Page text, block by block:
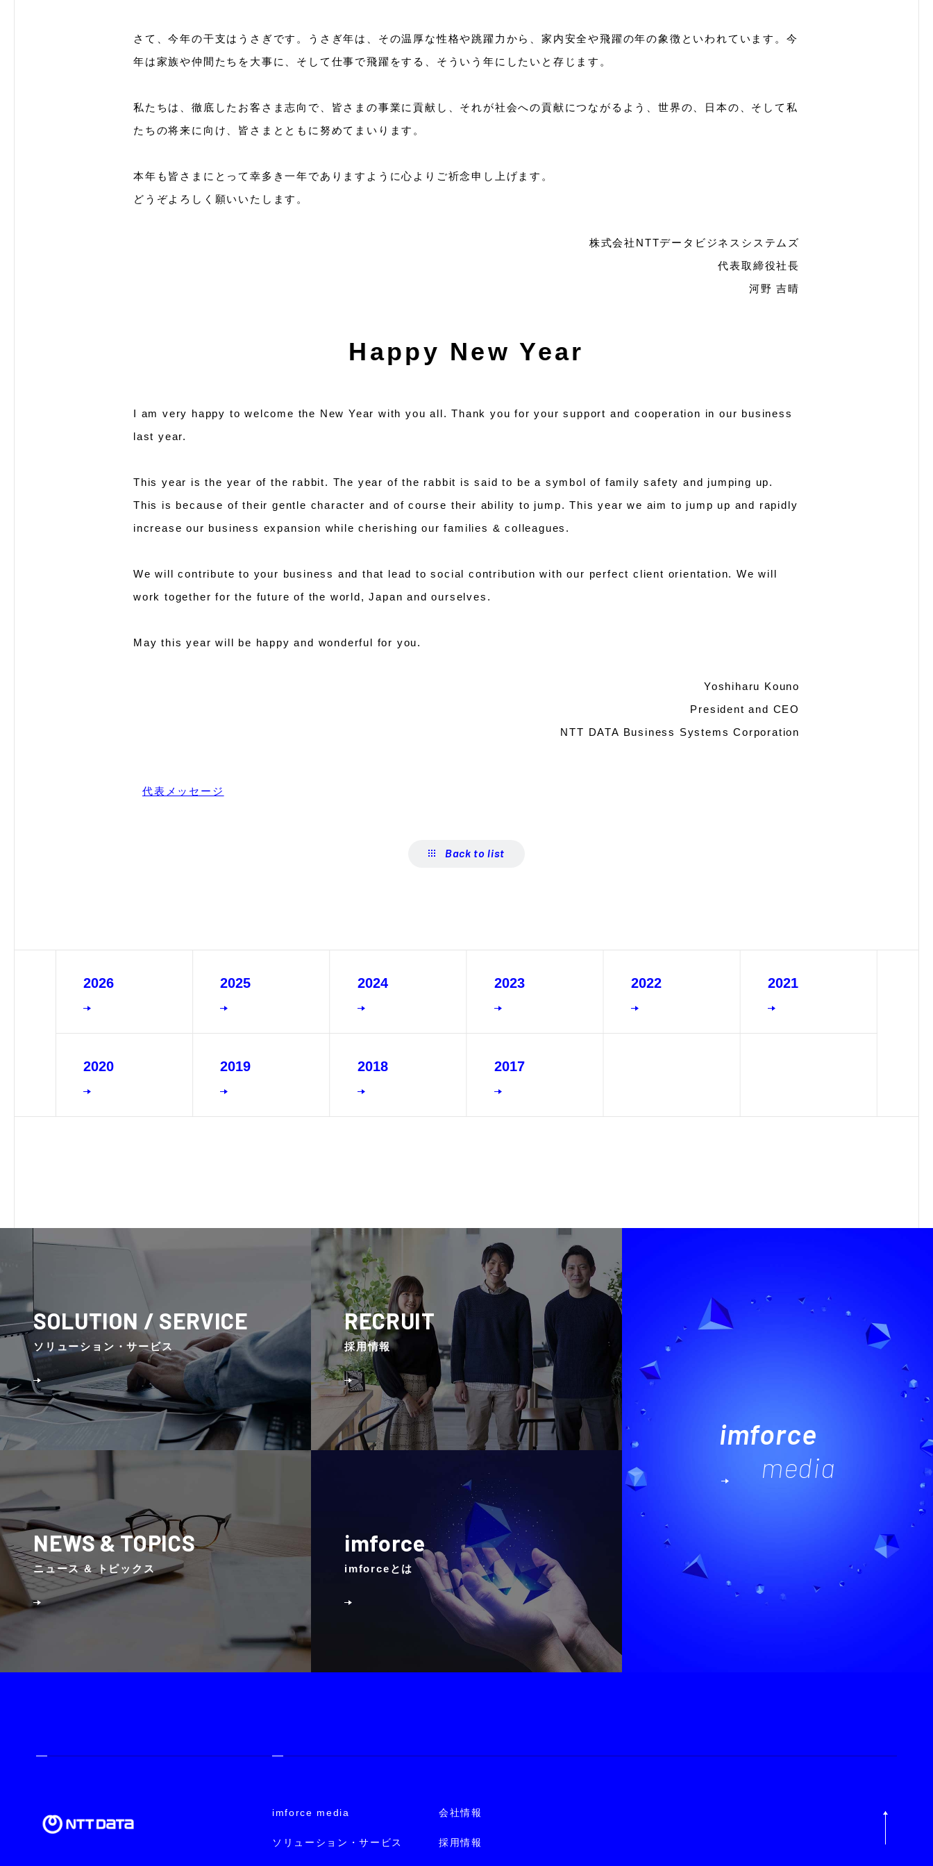
さて、今年の干支はうさぎです。うさぎ年は、その温厚な性格や跳躍力から、家内安全や飛躍の年の象徴といわれています。今
年は家族や仲間たちを大事に、そして仕事で飛躍をする、そういう年にしたいと存じます。
私たちは、徹底したお客さま志向で、皆さまの事業に貢献し、それが社会への貢献につながるよう、世界の、日本の、そして私
たちの将来に向け、皆さまとともに努めてまいります。
本年も皆さまにとって幸多き一年でありますように心よりご祈念申し上げます。
どうぞよろしく願いいたします。
株式会社NTTデータビジネスシステムズ
代表取締役社長
河野 吉晴
Happy New Year
I am very happy to welcome the New Year with you all. Thank you for your support and cooperation in our business
last year.
This year is the year of the rabbit. The year of the rabbit is said to be a symbol of family safety and jumping up.
This is because of their gentle character and of course their ability to jump. This year we aim to jump up and rapidly
increase our business expansion while cherishing our families & colleagues.
We will contribute to your business and that lead to social contribution with our perfect client orientation. We will
work together for the future of the world, Japan and ourselves.
May this year will be happy and wonderful for you.
Yoshiharu Kouno
President and CEO
NTT DATA Business Systems Corporation
代表メッセージ
Back to list
2026 2025 2024 2023 2022 2021
2020 2019 2018 2017
SOLUTION / SERVICE
ソリューション・サービス
RECRUIT
採⽤情報
NEWS & TOPICS
ニュース & トピックス
imforce
imforceとは
imforce
media
imforce media
ソリューション・サービス
会社情報
採用情報